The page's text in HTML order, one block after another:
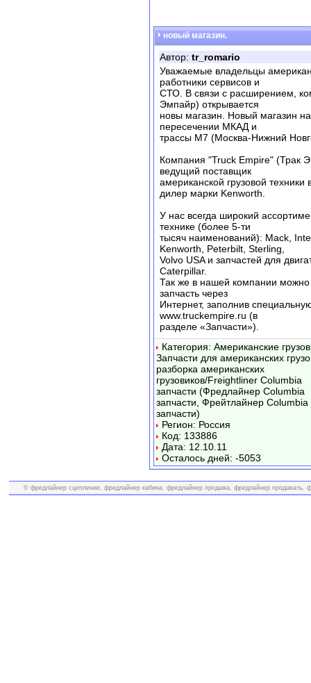
новый магазин.
Автор: tr_romario
Уважаемые владельцы
работники сервисов и
СТО. В связи с расширением,
Эмпайр) открывается
новы магазин. Новый магазин
пересечении МКАД и
трассы М7 (Москва-Нижний
Компания "Truck Empire" (Трак
ведущий поставщик
американской грузовой
дилер марки Kenworth.
У нас всегда широкий
технике (более 5-ти
тысяч наименований): Mack,
Kenworth, Peterbilt, Sterling,
Volvo USA и запчастей для
Сaterpillar.
Так же в нашей компании
запчасть через
Интернет, заполнив
www.truckempire.ru (в
разделе «Запчасти»).
Категория: Американские
Запчасти для американских
разборка американских
грузовиков/Freightliner Columbia
запчасти (Фредлайнер Columbia
запчасти, Фрейтлайнер Columbia
запчасти)
Регион: Россия
Код: 133886
Дата: 12.10.11
Осталось дней: -5053
© фредлайнер сцепление, фредлайнер кабина, фредлайнер продажа, фредлайнер